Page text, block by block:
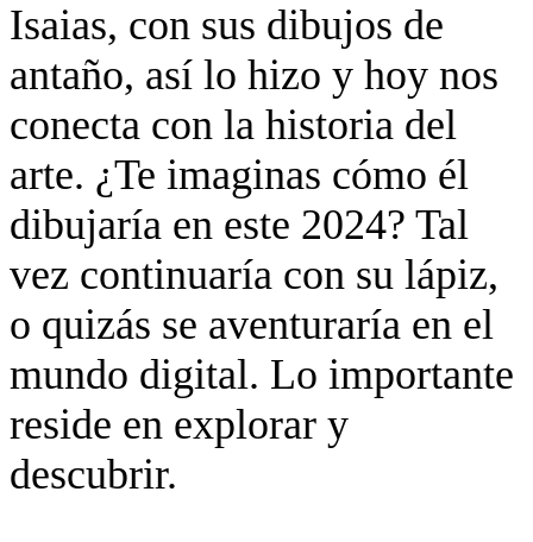
Isaias, con sus dibujos de
antaño, así lo hizo y hoy nos
conecta con la historia del
arte. ¿Te imaginas cómo él
dibujaría en este 2024? Tal
vez continuaría con su lápiz,
o quizás se aventuraría en el
mundo digital. Lo importante
reside en explorar y
descubrir.